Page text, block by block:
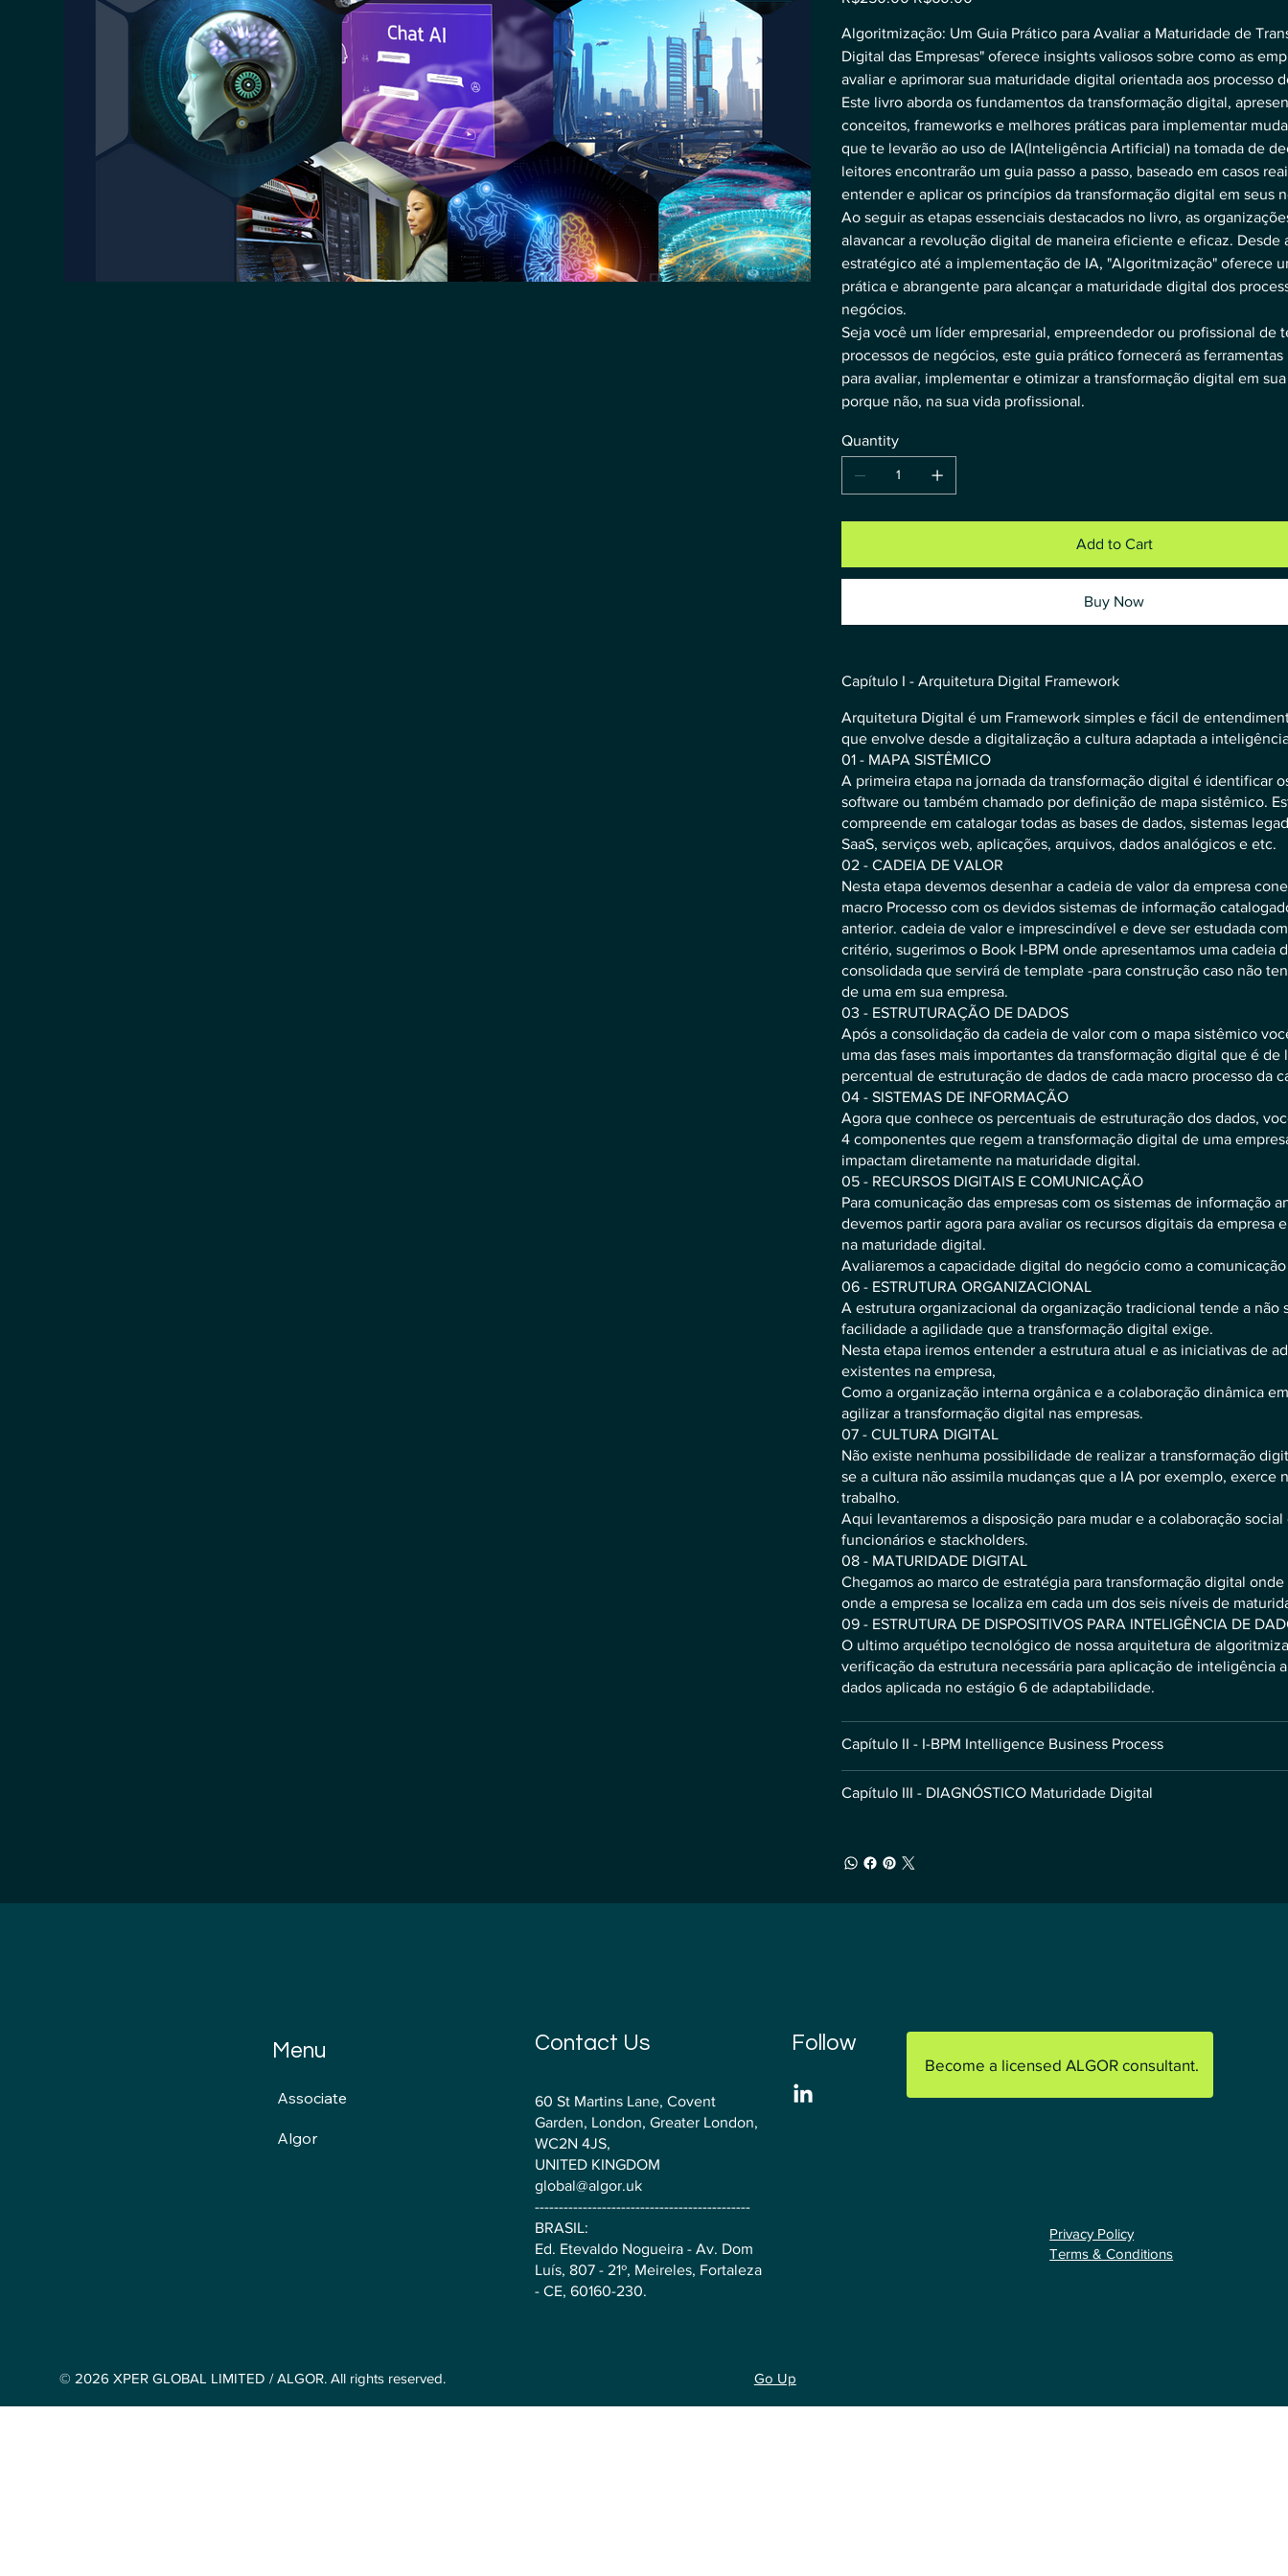
price
price
Algoritmização: Um Guia Prático para Avaliar a Maturidade de
Digital das Empresas" oferece insights valiosos sobre como as
avaliar e aprimorar sua maturidade digital orientada aos processo
Este livro aborda os fundamentos da transformação digital,
conceitos, frameworks e melhores práticas para implementar
que te levarão ao uso de IA(Inteligência Artificial) na tomada de
leitores encontrarão um guia passo a passo, baseado em casos
entender e aplicar os princípios da transformação digital em seus
Ao seguir as etapas essenciais destacados no livro, as
alavancar a revolução digital de maneira eficiente e eficaz. Desde
estratégico até a implementação de IA, "Algoritmização" oferece
prática e abrangente para alcançar a maturidade digital dos
negócios.
Seja você um líder empresarial, empreendedor ou profissional de
processos de negócios, este guia prático fornecerá as ferramentas
para avaliar, implementar e otimizar a transformação digital em
porque não, na sua vida profissional.
Quantity
Add to Cart
Buy Now
Capítulo I - Arquitetura Digital Framework
Arquitetura Digital é um Framework simples e fácil de
que envolve desde a digitalização a cultura adaptada a
01 - MAPA SISTÊMICO
A primeira etapa na jornada da transformação digital é identificar
software ou também chamado por definição de mapa sistêmico.
compreende em catalogar todas as bases de dados, sistemas
SaaS, serviços web, aplicações, arquivos, dados analógicos e etc.
02 - CADEIA DE VALOR
Nesta etapa devemos desenhar a cadeia de valor da empresa
macro Processo com os devidos sistemas de informação
anterior. cadeia de valor e imprescindível e deve ser estudada
critério, sugerimos o Book I-BPM onde apresentamos uma cadeia
consolidada que servirá de template -para construção caso não
de uma em sua empresa.
03 - ESTRUTURAÇÃO DE DADOS
Após a consolidação da cadeia de valor com o mapa sistêmico
uma das fase s mais importantes da transformação digital que é de
percentual de estruturação de dados de cada macro processo da
04 - SISTEMAS DE INFORMAÇÃO
Agora que conhece os percentuais de estruturação dos dados,
4 componentes que regem a transformação digital de uma
impactam diretamente na maturidade digital.
05 - RECURSOS DIGITAIS E COMUNICAÇÃO
Para comunicação das empresas com os sistemas de informação
devemos partir agora para avaliar os recursos digitais da empresa
na maturidade digital.
Avaliaremos a capacidade digital do negócio como a
06 - ESTRUTURA ORGANIZACIONAL
A estrutura organizacional da organização tradicional tende a não
facilidade a agilidade que a transformação digital exige.
Nesta etapa iremos entender a estrutura atual e as iniciativas de
existentes na empresa,
Como a organização interna orgânica e a colaboração dinâmica
agilizar a transformação digital nas empresas.
07 - CULTURA DIGITAL
Não existe nenhuma possibilidade de realizar a transformação
se a cultura não assimila mudanças que a IA por exemplo, exerce
trabalho.
Aqui levantaremos a disposição para mudar e a colaboração social
funcionários e stackholders.
08 - MATURIDADE DIGITAL
Chegamos ao marco de estratégia para transformação digital
onde a empresa se localiza em cada um dos seis níveis de
09 - ESTRUTURA DE DISPOSITIVOS PARA INTELIGÊNCIA DE
O ultimo arquétipo tecnológico de nossa arquitetura de
verificação da estrutura necessária para aplicação de inteligência
dados aplicada no estágio 6 de adaptabilidade.
Capítulo II - I-BPM Intelligence Business Process
Capítulo III - DIAGNÓSTICO Maturidade Digital
Menu
Associate
Algor
Contact Us
60 St Martins Lane, Covent
Garden, London, Greater London,
WC2N 4JS,
UNITED KINGDOM
global@algor.uk
---------------------------------------------
BRASIL:
Ed. Etevaldo Nogueira - Av. Dom
Luís, 807 - 21º, Meireles, Fortaleza
- CE, 60160-230.
Follow
Become a licensed ALGOR consultant.
Privacy Policy
Terms & Conditions
© 2026 XPER GLOBAL LIMITED / ALGOR. All rights reserved. Go Up